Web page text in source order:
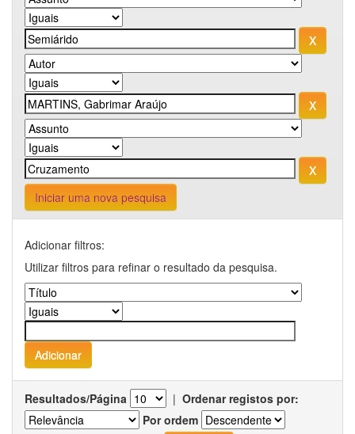
Iniciar uma nova pesquisa
Adicionar filtros:
Utilizar filtros para refinar o resultado da pesquisa.
Resultados/Página | Ordenar registos por:
Por ordem